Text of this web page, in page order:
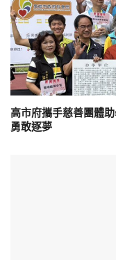
高市府攜手慈善團體
勇敢逐夢